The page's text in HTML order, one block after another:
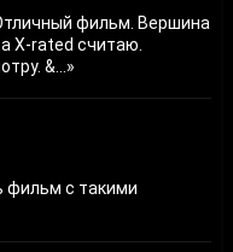
фильм. Вершина
X-rated считаю.
&... »
фильм с такими